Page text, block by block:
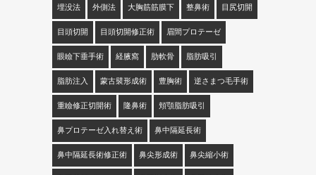
埋没法 外側法 大胸筋筋膜下 整鼻術 目尻切開
目頭切開 目頭切開修正術 眉間プロテーゼ
眼瞼下垂手術 経腋窩 肋軟骨 脂肪吸引
脂肪注入 蒙古襞形成術 豊胸術 逆さまつ毛手術
重瞼修正切開術 隆鼻術 頬顎脂肪吸引
鼻プロテーゼ入れ替え術 鼻中隔延長術
鼻中隔延長術修正術 鼻尖形成術 鼻尖縮小術